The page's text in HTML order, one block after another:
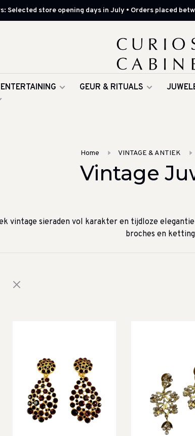
Selected store opening days in July • Orders placed
GEUR & RITUALS
Home VINTAGE & ANTIEK
Vintage
vintage sieraden vol karakter en tijdloze
broches en